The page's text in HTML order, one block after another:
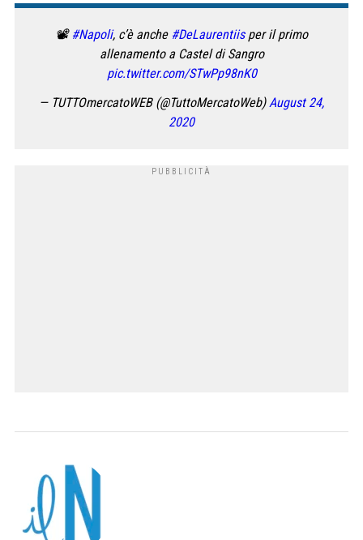
📽 #Napoli, c’è anche #DeLaurentiisper il primo
allenamento a Castel di Sangro
pic.twitter.com/STwPp98nK0
— TUTTOmercatoWEB (@TuttoMercatoWeb) August 24,
2020